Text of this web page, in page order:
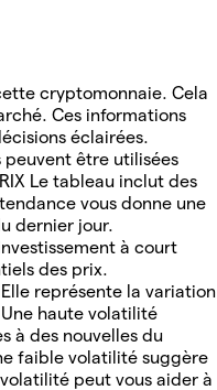
cryptomonnaie. Cela
Ces informations
éclairées.
être utilisées
Le tableau inclut des
vous donne une
dernier jour.
à court
des prix.
Elle représente la variation
haute volatilité
à des nouvelles du
faible volatilité suggère
peut vous aider à